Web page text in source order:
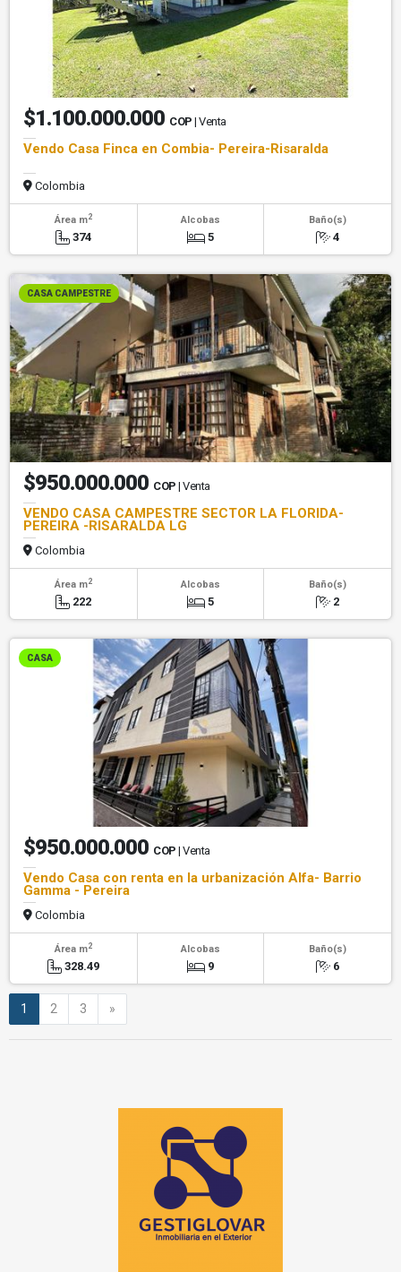
$1.100.000.000 COP | Venta
Vendo Casa Finca en Combia- Pereira-Risaralda
Colombia
Área m2
374
Alcobas
5
Baño(s)
4
CASA CAMPESTRE
$950.000.000 COP | Venta
VENDO CASA CAMPESTRE SECTOR LA FLORIDA-
PEREIRA -RISARALDA LG
Colombia
Área m2
222
Alcobas
5
Baño(s)
2
CASA
$950.000.000 COP | Venta
Vendo Casa con renta en la urbanización Alfa- Barrio
Gamma - Pereira
Colombia
Área m2
328.49
Alcobas
9
Baño(s)
6
1 2 3 »